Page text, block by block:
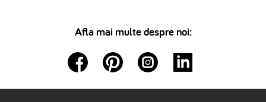
Afla mai multe despre noi: